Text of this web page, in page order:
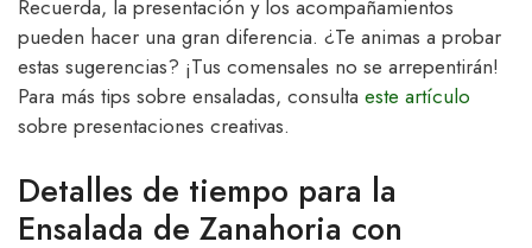
Recuerda, la presentación y los acompañamientos
pueden hacer una gran diferencia. ¿Te animas a probar
estas sugerencias? ¡Tus comensales no se arrepentirán!
Para más tips sobre ensaladas, consulta este artículo
sobre presentaciones creativas.
Detalles de tiempo para la
Ensalada de Zanahoria con